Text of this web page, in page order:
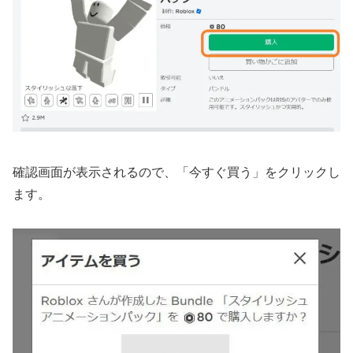
確認画面が表示されるので、「今すぐ買う」をクリックし
ます。